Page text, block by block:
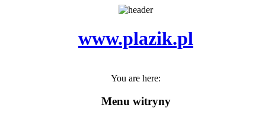
www.plazik.pl
You are here:
Menu witryny